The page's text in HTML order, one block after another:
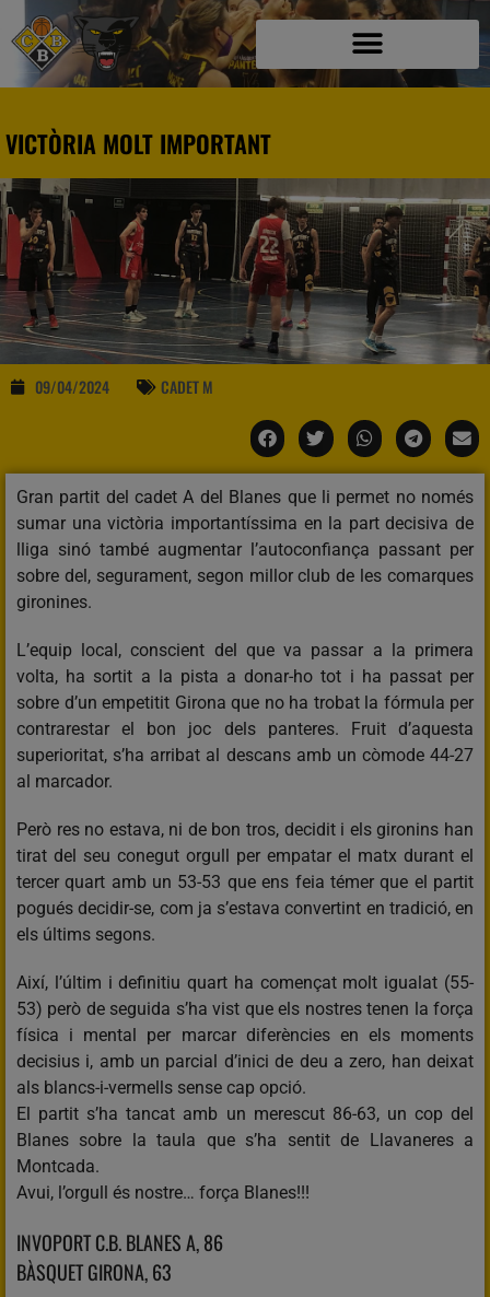
VICTÒRIA MOLT IMPORTANT
09/04/2024 CADET M
Gran partit del cadet A del Blanes que li permet no només
sumar una victòria importantíssima en la part decisiva de
lliga sinó també augmentar l’autoconfiança passant per
sobre del, segurament, segon millor club de les comarques
gironines.
L’equip local, conscient del que va passar a la primera
volta, ha sortit a la pista a donar-ho tot i ha passat per
sobre d’un empetitit Girona que no ha trobat la fórmula per
contrarestar el bon joc dels panteres. Fruit d’aquesta
superioritat, s’ha arribat al descans amb un còmode 44-27
al marcador.
Però res no estava, ni de bon tros, decidit i els gironins han
tirat del seu conegut orgull per empatar el matx durant el
tercer quart amb un 53-53 que ens feia témer que el partit
pogués decidir-se, com ja s’estava convertint en tradició, en
els últims segons.
Així, l’últim i definitiu quart ha començat molt igualat (55-
53) però de seguida s’ha vist que els nostres tenen la força
física i mental per marcar diferències en els moments
decisius i, amb un parcial d’inici de deu a zero, han deixat
als blancs-i-vermells sense cap opció.
El partit s’ha tancat amb un merescut 86-63, un cop del
Blanes sobre la taula que s’ha sentit de Llavaneres a
Montcada.
Avui, l’orgull és nostre… força Blanes!!!
INVOPORT C.B. BLANES A, 86
BÀSQUET GIRONA, 63